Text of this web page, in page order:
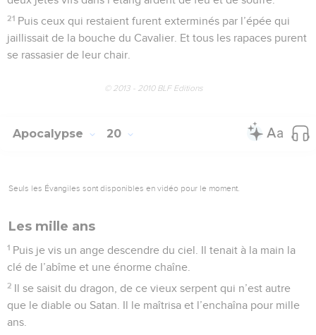
21 Puis ceux qui restaient furent exterminés par l’épée qui
jaillissait de la bouche du Cavalier. Et tous les rapaces purent
se rassasier de leur chair.
© 2013 - 2010 BLF Editions
Apocalypse 20
Seuls les Évangiles sont disponibles en vidéo pour le moment.
Les mille ans
1 Puis je vis un ange descendre du ciel. Il tenait à la main la
clé de l’abîme et une énorme chaîne.
2 Il se saisit du dragon, de ce vieux serpent qui n’est autre
que le diable ou Satan. Il le maîtrisa et l’enchaîna pour mille
ans.